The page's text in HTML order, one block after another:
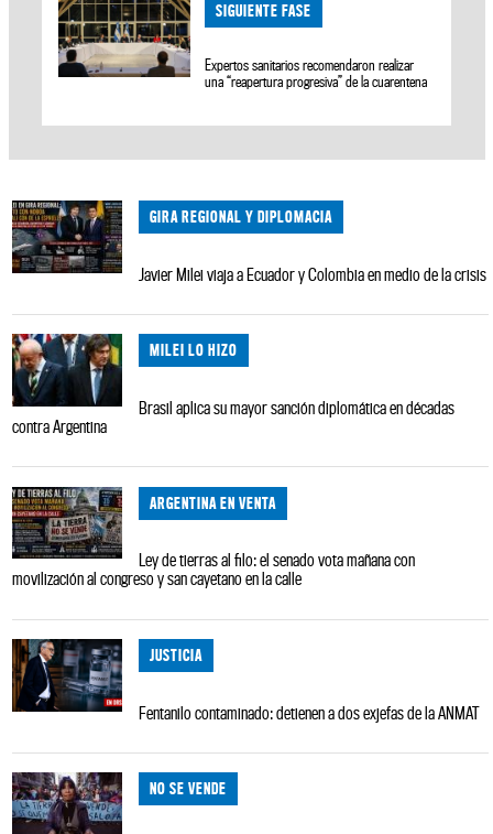
SIGUIENTE FASE
Expertos sanitarios recomendaron realizar
una “reapertura progresiva” de la cuarentena
GIRA REGIONAL Y DIPLOMACIA
Javier Milei viaja a Ecuador y Colombia en medio de la crisis
MILEI LO HIZO
Brasil aplica su mayor sanción diplomática en décadas
contra Argentina
ARGENTINA EN VENTA
Ley de tierras al filo: el senado vota mañana con
movilización al congreso y san cayetano en la calle
JUSTICIA
Fentanilo contaminado: detienen a dos exjefas de la ANMAT
NO SE VENDE